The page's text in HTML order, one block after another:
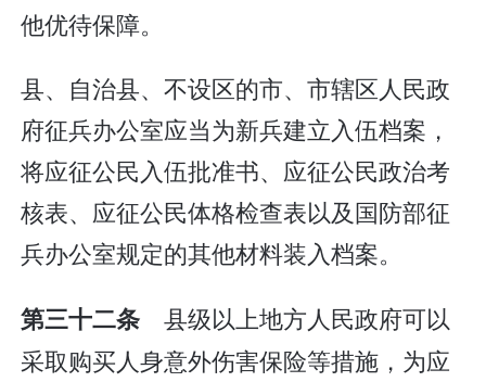
他优待保障。
县、自治县、不设区的市、市辖区人民政
府征兵办公室应当为新兵建立入伍档案，
将应征公民入伍批准书、应征公民政治考
核表、应征公民体格检查表以及国防部征
兵办公室规定的其他材料装入档案。
第三十二条 县级以上地方人民政府可以
采取购买人身意外伤害保险等措施，为应